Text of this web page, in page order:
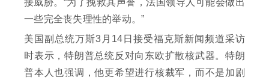
接威胁。“为了挽救其声誉，法国领导人可能会做出
一些完全丧失理性的举动。”
美国副总统万斯3月14日接受福克斯新闻频道采访
时表示，特朗普总统反对向东欧扩散核武器。特朗
普本人也强调，他更希望进行核裁军，而不是加剧